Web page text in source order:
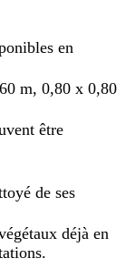
en
m, 0,80 x 0,80
être
de ses
déjà en